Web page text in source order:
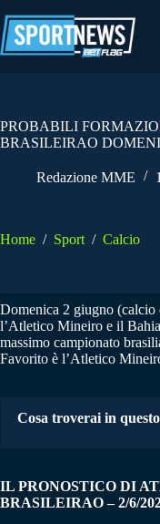
al
contenuto
PROBABILI
BRASILEIRAO
Redazione MME
Home / Sport / Calcio
Domenica 2 giugno (calcio
l’Atletico Mineiro e il
massimo campionato
Favorito è l’Atletico
Cosa troverai in
IL PRONOSTICO DI
BRASILEIRAO – 2/6/